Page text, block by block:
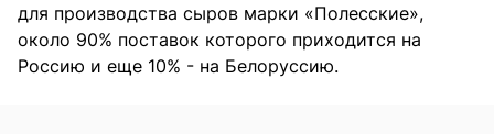
для производства сыров марки «Полесские»,
около 90% поставок которого приходится на
Россию и еще 10% - на Белоруссию.